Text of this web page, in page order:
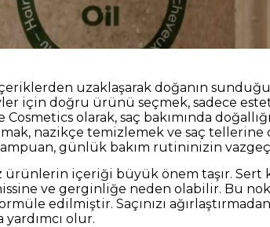
uzaklaşarak doğanın
için doğru ürünü seçmek, sadece
olarak, saç bakımında
nazikçe temizlemek ve saç tellerine
günlük bakım rutininizin
ürünlerin içeriği büyük önem taşır.
ve gerginliğe neden olabilir. Bu
edilmiştir. Saçınızı
olur.